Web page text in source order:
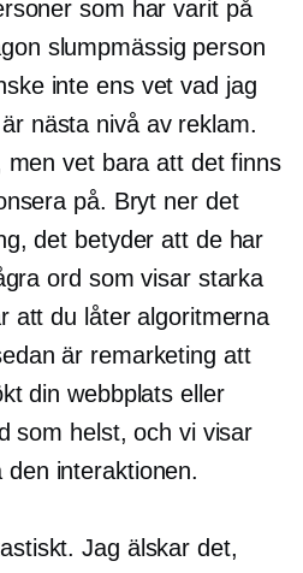
som har varit på
slumpmässig person
inte ens vet vad jag
nästa nivå av reklam.
men vet bara att det finns
på. Bryt ner det
det betyder att de har
ord som visar starka
att du låter algoritmerna
är remarketing att
din webbplats eller
som helst, och vi visar
interaktionen.
Jag älskar det,